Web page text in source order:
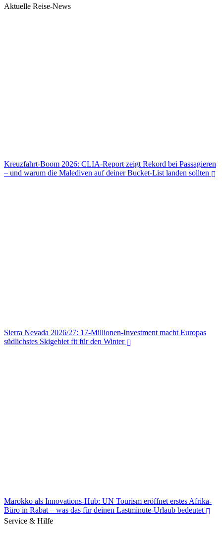
Aktuelle Reise-News
Kreuzfahrt-Boom 2026: CLIA-Report zeigt Rekord bei Passagieren
– und warum die Malediven auf deiner Bucket-List landen sollten
Sierra Nevada 2026/27: 17-Millionen-Investment macht Europas
südlichstes Skigebiet fit für den Winter
Marokko als Innovations-Hub: UN Tourism eröffnet erstes Afrika-
Büro in Rabat – was das für deinen Lastminute-Urlaub bedeutet
Service & Hilfe